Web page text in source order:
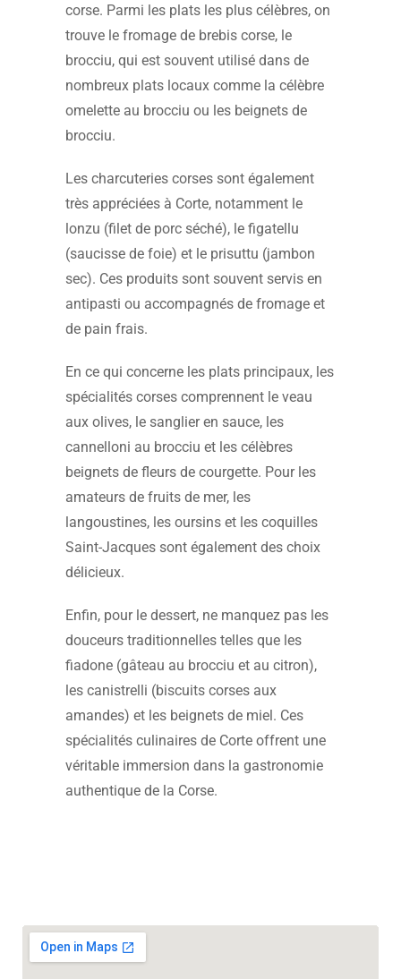
corse. Parmi les plats les plus célèbres, on
trouve le fromage de brebis corse, le
brocciu, qui est souvent utilisé dans de
nombreux plats locaux comme la célèbre
omelette au brocciu ou les beignets de
brocciu.
Les charcuteries corses sont également
très appréciées à Corte, notamment le
lonzu (filet de porc séché), le figatellu
(saucisse de foie) et le prisuttu (jambon
sec). Ces produits sont souvent servis en
antipasti ou accompagnés de fromage et
de pain frais.
En ce qui concerne les plats principaux, les
spécialités corses comprennent le veau
aux olives, le sanglier en sauce, les
cannelloni au brocciu et les célèbres
beignets de fleurs de courgette. Pour les
amateurs de fruits de mer, les
langoustines, les oursins et les coquilles
Saint-Jacques sont également des choix
délicieux.
Enfin, pour le dessert, ne manquez pas les
douceurs traditionnelles telles que les
fiadone (gâteau au brocciu et au citron),
les canistrelli (biscuits corses aux
amandes) et les beignets de miel. Ces
spécialités culinaires de Corte offrent une
véritable immersion dans la gastronomie
authentique de la Corse.